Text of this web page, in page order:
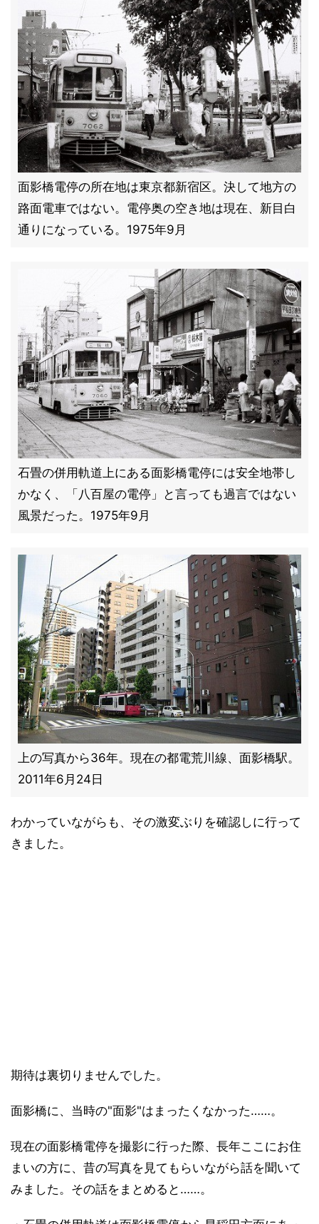
面影橋電停の所在地は東京都新宿区。決して地方の
路面電車ではない。電停奥の空き地は現在、新目白
通りになっている。1975年9月
石畳の併用軌道上にある面影橋電停には安全地帯し
かなく、「八百屋の電停」と言っても過言ではない
風景だった。1975年9月
上の写真から36年。現在の都電荒川線、面影橋駅。
2011年6月24日
わかっていながらも、その激変ぶりを確認しに行って
きました。
期待は裏切りませんでした。
面影橋に、当時の"面影"はまったくなかった……。
現在の面影橋電停を撮影に行った際、長年ここにお住
まいの方に、昔の写真を見てもらいながら話を聞いて
みました。その話をまとめると……。